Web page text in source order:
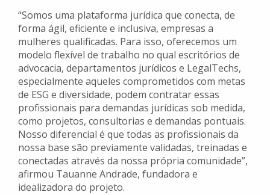
“Somos uma plataforma jurídica que conecta, de
forma ágil, eficiente e inclusiva, empresas a
mulheres qualificadas. Para isso, oferecemos um
modelo flexível de trabalho no qual escritórios de
advocacia, departamentos jurídicos e LegalTechs,
especialmente aqueles comprometidos com metas
de ESG e diversidade, podem contratar essas
profissionais para demandas jurídicas sob medida,
como projetos, consultorias e demandas pontuais.
Nosso diferencial é que todas as profissionais da
nossa base são previamente validadas, treinadas e
conectadas através da nossa própria comunidade”,
afirmou Tauanne Andrade, fundadora e
idealizadora do projeto.